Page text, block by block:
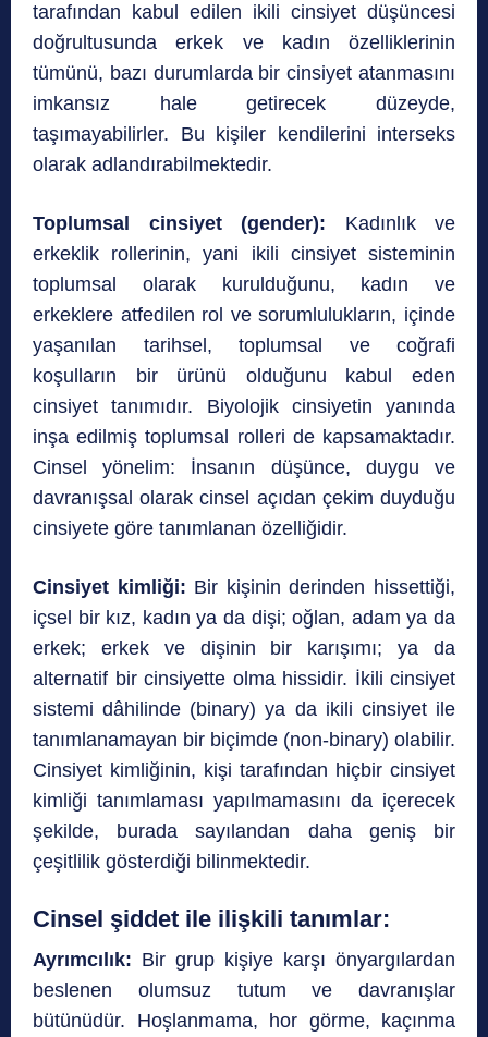
tarafından kabul edilen ikili cinsiyet düşüncesi
doğrultusunda erkek ve kadın özelliklerinin
tümünü, bazı durumlarda bir cinsiyet atanmasını
imkansız hale getirecek düzeyde,
taşımayabilirler. Bu kişiler kendilerini interseks
olarak adlandırabilmektedir.
Toplumsal cinsiyet (gender): Kadınlık ve
erkeklik rollerinin, yani ikili cinsiyet sisteminin
toplumsal olarak kurulduğunu, kadın ve
erkeklere atfedilen rol ve sorumlulukların, içinde
yaşanılan tarihsel, toplumsal ve coğrafi
koşulların bir ürünü olduğunu kabul eden
cinsiyet tanımıdır. Biyolojik cinsiyetin yanında
inşa edilmiş toplumsal rolleri de kapsamaktadır.
Cinsel yönelim: İnsanın düşünce, duygu ve
davranışsal olarak cinsel açıdan çekim duyduğu
cinsiyete göre tanımlanan özelliğidir.
Cinsiyet kimliği: Bir kişinin derinden hissettiği,
içsel bir kız, kadın ya da dişi; oğlan, adam ya da
erkek; erkek ve dişinin bir karışımı; ya da
alternatif bir cinsiyette olma hissidir. İkili cinsiyet
sistemi dâhilinde (binary) ya da ikili cinsiyet ile
tanımlanamayan bir biçimde (non-binary) olabilir.
Cinsiyet kimliğinin, kişi tarafından hiçbir cinsiyet
kimliği tanımlaması yapılmamasını da içerecek
şekilde, burada sayılandan daha geniş bir
çeşitlilik gösterdiği bilinmektedir.
Cinsel şiddet ile ilişkili tanımlar:
Ayrımcılık: Bir grup kişiye karşı önyargılardan
beslenen olumsuz tutum ve davranışlar
bütünüdür. Hoşlanmama, hor görme, kaçınma